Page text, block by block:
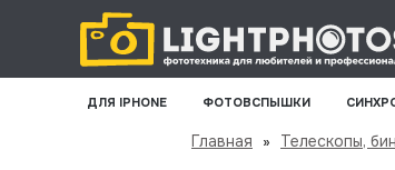
ДЛЯ IPHONE ФОТОВСПЫШКИ
Главная » Телескопы,